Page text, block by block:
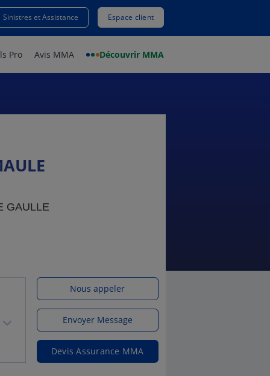
Sinistres et Assistance Espace client
Pro Avis MMA Découvrir MMA
GAULLE
Nous appeler
Envoyer Message
Devis Assurance MMA